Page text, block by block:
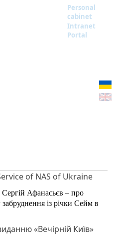
Personal
cabinet
Intranet
Portal
of NAS of Ukraine
Афанасьєв – про
із річки Сейм в
«Вечірній Київ»